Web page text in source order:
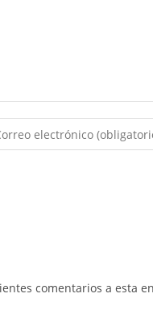
comentarios a esta